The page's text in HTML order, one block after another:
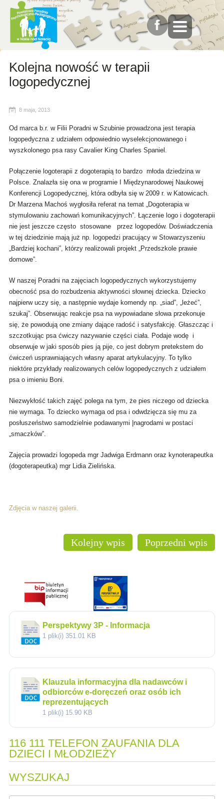
Kolejna nowość w terapii
logopedycznej
8 maja, 2013
Od marca b.r. w Filii Poradni w Szubinie prowadzona jest terapia
logopedyczna z udziałem odpowiednio wyselekcjonowanego i
wyszkolonego psa rasy Cavalier King Charles Spaniel.
Połączenie logoterapii z dogoterapią to bardzo młoda dziedzina w
Polsce. Znalazła się ona w programie I Międzynarodowej Naukowej
Konferencji Logopedycznej, która odbyła się w 2009 r. w Katowicach.
Dr Marzena Machoś wygłosiła referat na temat „Dogoterapia w
stymulowaniu zachowań komunikacyjnych”. Łączenie logo i dogoterapii
nie jest jeszcze często stosowane przez logopedów. Doświadczenia
w tej dziedzinie mają już np. logopedzi pracujący w Stowarzyszeniu
„Bardziej kochani”, którzy realizowali projekt „Przedszkole prawie
domowe”.
W naszej Poradni na zajęciach logopedycznych wykorzystujemy
obecność psa do rozbudzenia aktywności słownej dziecka. Dziecko
najpierw uczy się, a następnie wydaje komendy np. „siad”, „leżeć”,
szukaj”. Obserwując reakcje psa na wypowiadane słowa przekonuje
się, że powodują one zmiany dające radość i satysfakcję. Głaszcząc i
szczotkując psa ćwiczy nazywanie części ciała. Podaje wodę i
obserwuje w jaki sposób pies ją pije, co jest dobrym pretekstem do
ćwiczeń usprawniających własny aparat artykulacyjny. To tylko
niektóre przykłady realizowanych celów logopedycznych z udziałem
psa o imieniu Boni.
Niezwykłość takich zajęć polega na tym, że pies niczego od dziecka
nie wymaga. To dziecko wymaga od psa i odwdzięcza się mu za
posłuszeństwo samodzielnie podawanymi |nagrodami w postaci
„smaczków”.
Zajęcia prowadzi logopeda mgr Jadwiga Erdmann oraz kynoterapeutka
(dogoterapeutka) mgr Lidia Zielińska.
Zdjęcia w naszej galerii.
Poprzedni wpis
Kolejny wpis
Perspektywy 3P - Informacja
1 plik(i) 351.01 KB
Klauzula informacyjna dla nadawców i
odbiorców e-doręczeń oraz osób ich
reprezentujących
1 plik(i) 15.90 KB
116 111 TELEFON ZAUFANIA DLA
DZIECI I MŁODZIEŻY
WYSZUKAJ